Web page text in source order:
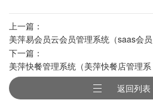
上一篇：
美萍易会员云会员管理系统（saas会员
软件,云店铺会员系统,易会员软件）
下一篇：
美萍快餐管理系统（美萍快餐店管理系
统,餐饮管理软件,快餐管理软件,快餐店管
理系统,专业的快餐软件）
返回列表